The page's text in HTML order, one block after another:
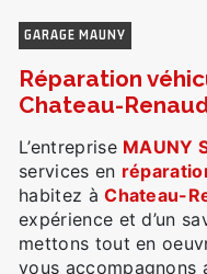
GARAGE MAUNY
réparation véhicules utilitaires à
Chateau-
L’entreprise MAUNY
services en
habitez àChateau-
expérience et d’un
mettons tout en
vous accompagnons